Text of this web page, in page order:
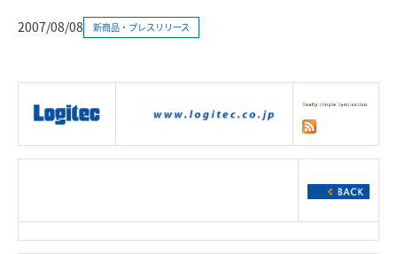
2007/08/08 新商品・プレスリリース